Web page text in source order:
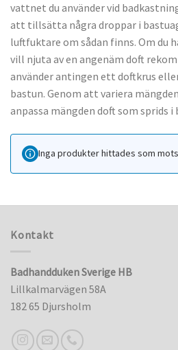
vattnet du använder vid
att tillsätta några droppar i
luftfuktare om sådan finns. Om du
vill njuta av en angenäm doft
använder antingen ett doftkrus
bastun. Genom att variera
anpassa mängden doft som sprids i
Inga produkter hittades som
Kontakt
Badhandduken Sverige HB
Lillkalmarvägen 58A
182 65 Djursholm